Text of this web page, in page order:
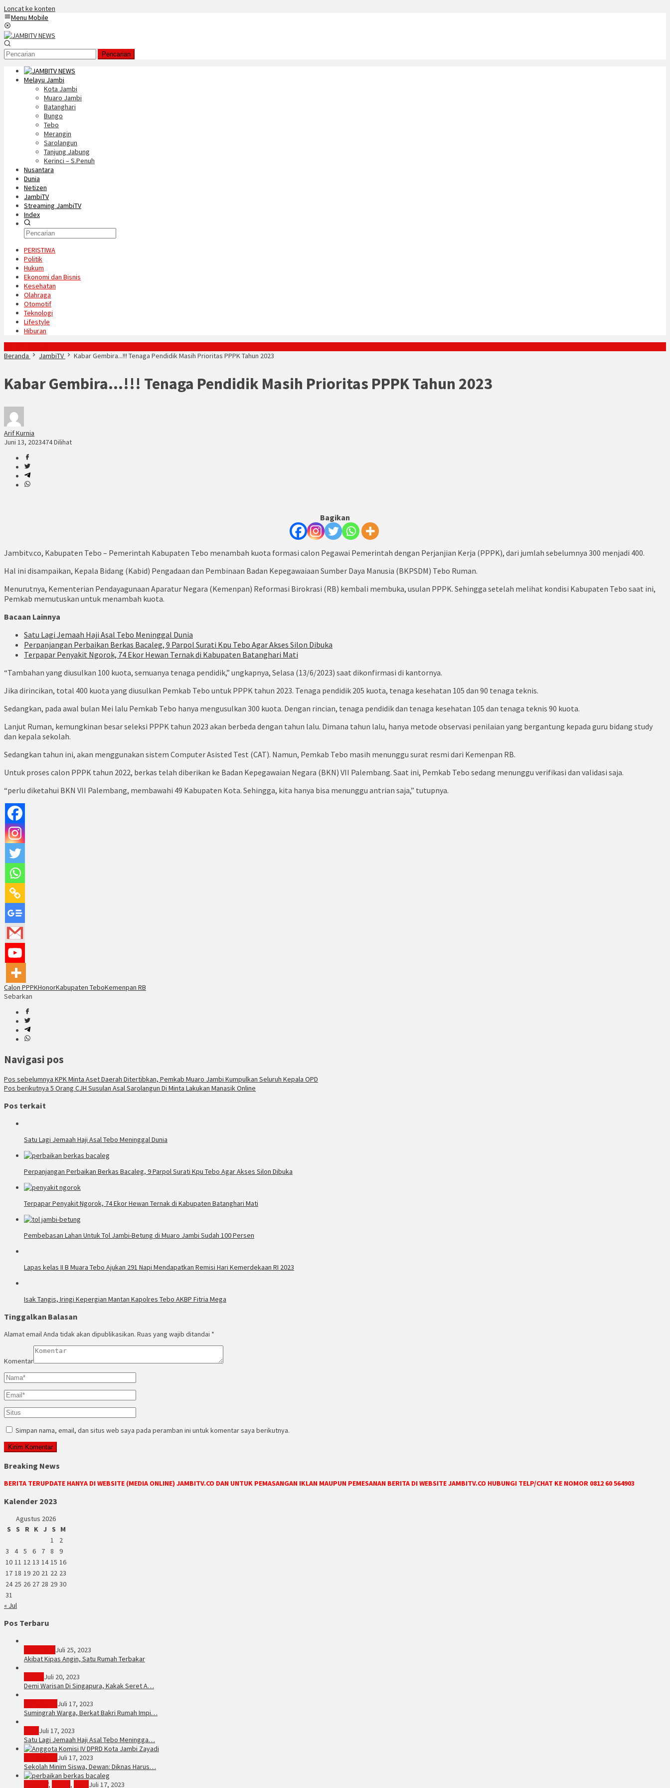
Loncat ke konten
Menu Mobile
Pencarian
Melayu Jambi
Kota Jambi
Muaro Jambi
Batanghari
Bungo
Tebo
Merangin
Sarolangun
Tanjung Jabung
Kerinci – S.Penuh
Nusantara
Dunia
Netizen
JambiTV
Streaming JambiTV
Index
PERISTIWA
Politik
Hukum
Ekonomi dan Bisnis
Kesehatan
Olahraga
Otomotif
Teknologi
Lifestyle
Hiburan
Beranda
JambiTV Kabar Gembira...!!! Tenaga Pendidik Masih Prioritas PPPK Tahun 2023
Kabar Gembira…!!! Tenaga Pendidik Masih Prioritas PPPK Tahun 2023
Arif Kurnia
Juni 13, 2023474 Dilihat
Bagikan
Jambitv.co, Kabupaten Tebo – Pemerintah Kabupaten Tebo menambah kuota formasi calon Pegawai Pemerintah dengan Perjanjian Kerja (PPPK), dari jumlah sebelumnya 300 menjadi 400.
Hal ini disampaikan, Kepala Bidang (Kabid) Pengadaan dan Pembinaan Badan Kepegawaiaan Sumber Daya Manusia (BKPSDM) Tebo Ruman.
Menurutnya, Kementerian Pendayagunaan Aparatur Negara (Kemenpan) Reformasi Birokrasi (RB) kembali membuka, usulan PPPK. Sehingga setelah melihat kondisi Kabupaten Tebo saat ini,
Pemkab memutuskan untuk menambah kuota.
Bacaan Lainnya
Satu Lagi Jemaah Haji Asal Tebo Meninggal Dunia
Perpanjangan Perbaikan Berkas Bacaleg, 9 Parpol Surati Kpu Tebo Agar Akses Silon Dibuka
Terpapar Penyakit Ngorok, 74 Ekor Hewan Ternak di Kabupaten Batanghari Mati
“Tambahan yang diusulkan 100 kuota, semuanya tenaga pendidik,” ungkapnya, Selasa (13/6/2023) saat dikonfirmasi di kantornya.
Jika dirincikan, total 400 kuota yang diusulkan Pemkab Tebo untuk PPPK tahun 2023. Tenaga pendidik 205 kuota, tenaga kesehatan 105 dan 90 tenaga teknis.
Sedangkan, pada awal bulan Mei lalu Pemkab Tebo hanya mengusulkan 300 kuota. Dengan rincian, tenaga pendidik dan tenaga kesehatan 105 dan tenaga teknis 90 kuota.
Lanjut Ruman, kemungkinan besar seleksi PPPK tahun 2023 akan berbeda dengan tahun lalu. Dimana tahun lalu, hanya metode observasi penilaian yang bergantung kepada guru bidang study
dan kepala sekolah.
Sedangkan tahun ini, akan menggunakan sistem Computer Asisted Test (CAT). Namun, Pemkab Tebo masih menunggu surat resmi dari Kemenpan RB.
Untuk proses calon PPPK tahun 2022, berkas telah diberikan ke Badan Kepegawaian Negara (BKN) VII Palembang. Saat ini, Pemkab Tebo sedang menunggu verifikasi dan validasi saja.
“perlu diketahui BKN VII Palembang, membawahi 49 Kabupaten Kota. Sehingga, kita hanya bisa menunggu antrian saja,” tutupnya.
Calon PPPKHonorKabupaten TeboKemenpan RB
Sebarkan
Navigasi pos
Pos sebelumnya KPK Minta Aset Daerah Ditertibkan, Pemkab Muaro Jambi Kumpulkan Seluruh Kepala OPD
Pos berikutnya 5 Orang CJH Susulan Asal Sarolangun Di Minta Lakukan Manasik Online
Pos terkait
Satu Lagi Jemaah Haji Asal Tebo Meninggal Dunia
Perpanjangan Perbaikan Berkas Bacaleg, 9 Parpol Surati Kpu Tebo Agar Akses Silon Dibuka
Terpapar Penyakit Ngorok, 74 Ekor Hewan Ternak di Kabupaten Batanghari Mati
Pembebasan Lahan Untuk Tol Jambi-Betung di Muaro Jambi Sudah 100 Persen
Lapas kelas II B Muara Tebo Ajukan 291 Napi Mendapatkan Remisi Hari Kemerdekaan RI 2023
Isak Tangis, Iringi Kepergian Mantan Kapolres Tebo AKBP Fitria Mega
Tinggalkan Balasan
Alamat email Anda tidak akan dipublikasikan. Ruas yang wajib ditandai *
Komentar
Simpan nama, email, dan situs web saya pada peramban ini untuk komentar saya berikutnya.
Breaking News
BERITA TERUPDATE HANYA DI WEBSITE (MEDIA ONLINE) JAMBITV.CO DAN UNTUK PEMASANGAN IKLAN MAUPUN PEMESANAN BERITA DI WEBSITE JAMBITV.CO HUBUNGI TELP/CHAT KE NOMOR 0812 60 564903
Kalender 2023
Agustus 2026
S
S R K J S
M
1
2
3
4 5 6 7 8
9
10 11 12 13 14 15 16
17 18 19 20 21 22 23
24 25 26 27 28 29 30
31
« Jul
Pos Terbaru
Juli 25, 2023
Akibat Kipas Angin, Satu Rumah Terbakar
Juli 20, 2023
Demi Warisan Di Singapura, Kakak Seret A…
Juli 17, 2023
Sumingrah Warga, Berkat Bakri Rumah Impi…
Juli 17, 2023
Satu Lagi Jemaah Haji Asal Tebo Meningga…
Juli 17, 2023
Sekolah Minim Siswa, Dewan: Diknas Harus…
, , Juli 17, 2023